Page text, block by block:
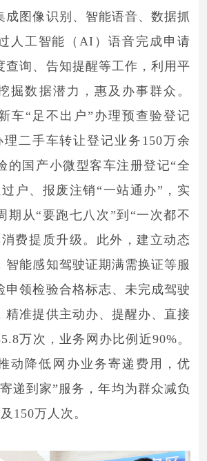
成图像识别、智能语音、数据抓
人工智能（AI）语音完成申请
查询、告知提醒等工作，利用平
掘数据潜力，惠及办事群众。
车“足不出户”办理预查验登记
理二手车转让登记业务150万余
的国产小微型客车注册登记“全
户、报废注销“一站通办”，实
期从“要跑七八次”到“一次都不
费提质升级。此外，建立动态
智能感知驾驶证期满需换证等服
申领检验合格标志、未完成驾驶
精准提供主动办、提醒办、直接
万次，业务网办比例近90%。
动降低网办业务寄递费用，优
递到家”服务，年均为群众减负
150万人次。